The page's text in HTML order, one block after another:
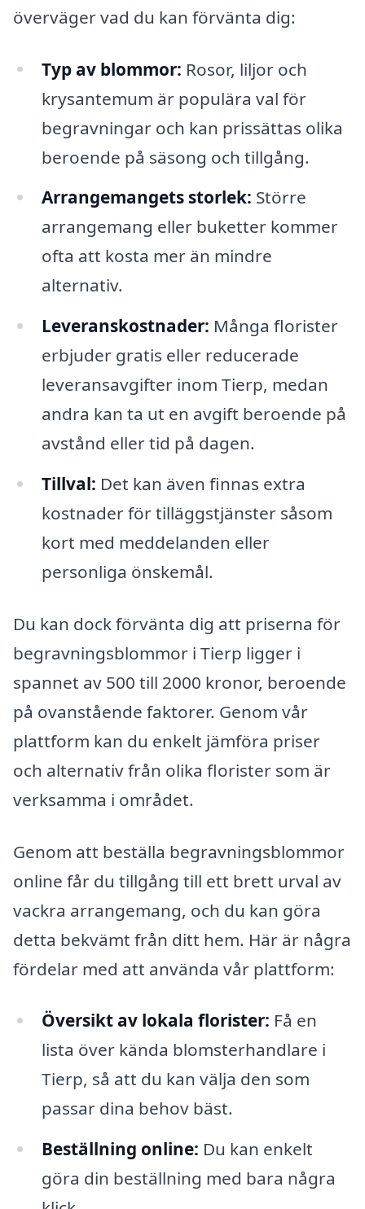
överväger vad du kan förvänta dig:
Typ av blommor: Rosor, liljor och
krysantemum är populära val för
begravningar och kan prissättas olika
beroende på säsong och tillgång.
Arrangemangets storlek: Större
arrangemang eller buketter kommer
ofta att kosta mer än mindre
alternativ.
Leveranskostnader: Många florister
erbjuder gratis eller reducerade
leveransavgifter inom Tierp, medan
andra kan ta ut en avgift beroende på
avstånd eller tid på dagen.
Tillval: Det kan även finnas extra
kostnader för tilläggstjänster såsom
kort med meddelanden eller
personliga önskemål.
Du kan dock förvänta dig att priserna för
begravningsblommor i Tierp ligger i
spannet av 500 till 2000 kronor, beroende
på ovanstående faktorer. Genom vår
plattform kan du enkelt jämföra priser
och alternativ från olika florister som är
verksamma i området.
Genom att beställa begravningsblommor
online får du tillgång till ett brett urval av
vackra arrangemang, och du kan göra
detta bekvämt från ditt hem. Här är några
fördelar med att använda vår plattform:
Översikt av lokala florister: Få en
lista över kända blomsterhandlare i
Tierp, så att du kan välja den som
passar dina behov bäst.
Beställning online: Du kan enkelt
göra din beställning med bara några